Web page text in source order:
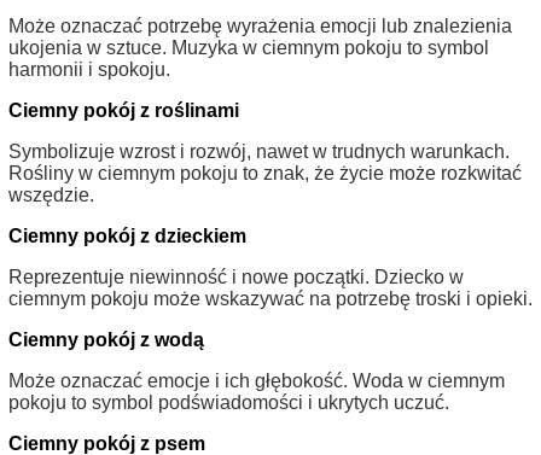
Może oznaczać potrzebę wyrażenia emocji lub znalezienia
ukojenia w sztuce. Muzyka w ciemnym pokoju to symbol
harmonii i spokoju.
Ciemny pokój z roślinami
Symbolizuje wzrost i rozwój, nawet w trudnych warunkach.
Rośliny w ciemnym pokoju to znak, że życie może rozkwitać
wszędzie.
Ciemny pokój z dzieckiem
Reprezentuje niewinność i nowe początki. Dziecko w
ciemnym pokoju może wskazywać na potrzebę troski i opieki.
Ciemny pokój z wodą
Może oznaczać emocje i ich głębokość. Woda w ciemnym
pokoju to symbol podświadomości i ukrytych uczuć.
Ciemny pokój z psem